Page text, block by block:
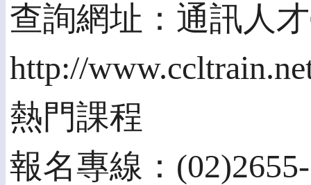
查詢網址：通訊人
http://
熱門課程
報名專線：